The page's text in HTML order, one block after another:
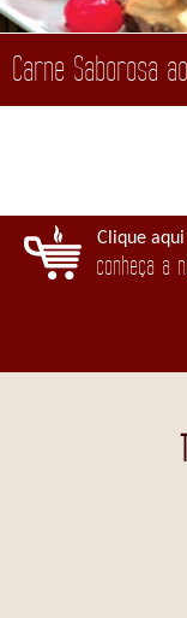
Carne Saborosa
Clique
conheça a